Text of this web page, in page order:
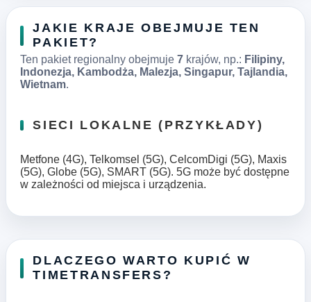
JAKIE KRAJE OBEJMUJE TEN
PAKIET?
Ten pakiet regionalny obejmuje 7 krajów, np.: Filipiny,
Indonezja, Kambodża, Malezja, Singapur, Tajlandia,
Wietnam.
SIECI LOKALNE (PRZYKŁADY)
Metfone (4G), Telkomsel (5G), CelcomDigi (5G), Maxis
(5G), Globe (5G), SMART (5G). 5G może być dostępne
w zależności od miejsca i urządzenia.
DLACZEGO WARTO KUPIĆ W
TIMETRANSFERS?